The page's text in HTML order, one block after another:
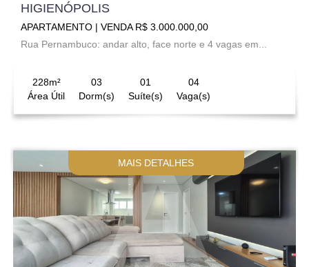
HIGIENÓPOLIS
APARTAMENTO | VENDA R$ 3.000.000,00
Rua Pernambuco: andar alto, face norte e 4 vagas em...
228m²
Área Útil
03
Dorm(s)
01
Suíte(s)
04
Vaga(s)
MAIS DETALHES